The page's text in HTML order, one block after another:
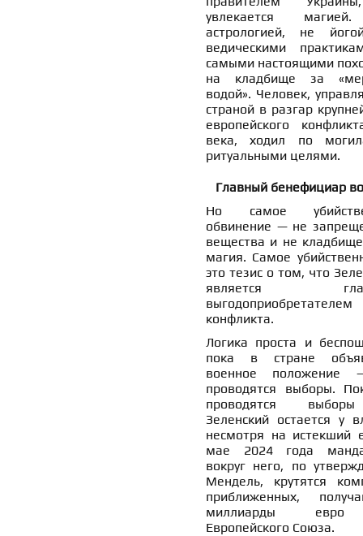
увлекается
астрологией, не
ведическими
самыми настоящими
на кладбище за
водой». Человек,
страной в разгар
европейского
века, ходил по
ритуальными целями.
Главный бенефициар
Но самое
обвинение — не
вещества и не
магия. Самое
это тезис о том, что
является
выгодоприобретателем
конфликта.
Логика проста и
пока в стране
военное
проводятся выборы.
проводятся
Зеленский остается у
несмотря на истекший
мае 2024 года
вокруг него, по
Мендель, крутятся
приближенных,
миллиарды
Европейского Союза.